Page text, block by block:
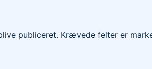
publiceret. Krævede felter er